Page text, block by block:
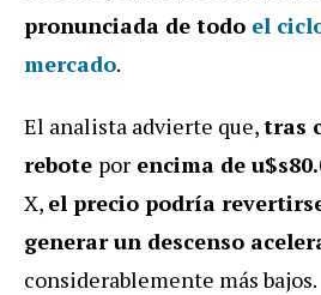
pronunciada de todo el
mercado.
El analista advierte que,tras
rebote por encima de
X, el precio podría
generar un descenso
considerablemente más bajos.